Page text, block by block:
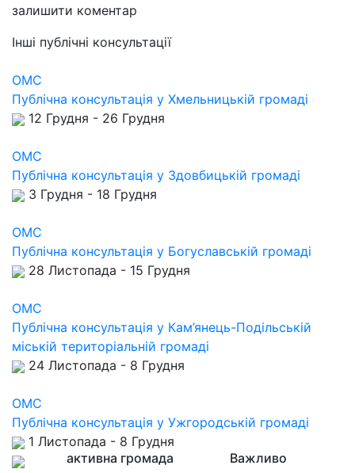
залишити коментар
Інші публічні консультації
ОМС
Публічна консультація у Хмельницькій громаді
12 Грудня - 26 Грудня
ОМС
Публічна консультація у Здовбицькій громаді
3 Грудня - 18 Грудня
ОМС
Публічна консультація у Богуславській громаді
28 Листопада - 15 Грудня
ОМС
Публічна консультація у Кам’янець-Подільській
міській територіальній громаді
24 Листопада - 8 Грудня
ОМС
Публічна консультація у Ужгородській громаді
1 Листопада - 8 Грудня
активна громада
Важливо